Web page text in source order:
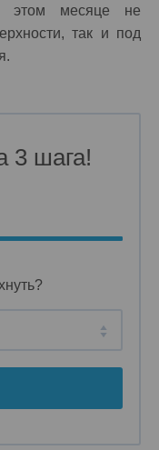
этом месяце не
так и под
3 шага!